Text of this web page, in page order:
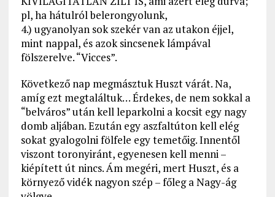
pl, ha hátulról belerongyolunk,
4.) ugyanolyan sok szekér van az utakon éjjel,
mint nappal, és azok sincsenek lámpával
fölszerelve. “Vicces”.
Következő nap megmásztuk Huszt várát. Na,
amíg ezt megtaláltuk… Érdekes, de nem sokkal a
“belváros” után kell leparkolni a kocsit egy nagy
domb aljában. Ezután egy aszfaltúton kell elég
sokat gyalogolni fölfele egy temetőig. Innentől
viszont toronyiránt, egyenesen kell menni –
kiépített út nincs. Ám megéri, mert Huszt, és a
környező vidék nagyon szép – főleg a Nagy-ág